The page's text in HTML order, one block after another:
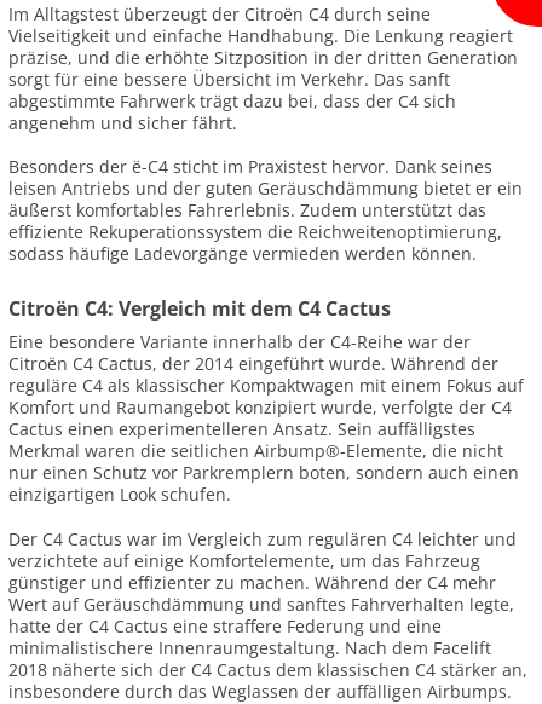
Im Alltagstest überzeugt der Citroën C4 durch seine
Vielseitigkeit und einfache Handhabung. Die Lenkung reagiert
präzise, und die erhöhte Sitzposition in der dritten Generation
sorgt für eine bessere Übersicht im Verkehr. Das sanft
abgestimmte Fahrwerk trägt dazu bei, dass der C4 sich
angenehm und sicher fährt.
Besonders der ë-C4 sticht im Praxistest hervor. Dank seines
leisen Antriebs und der guten Geräuschdämmung bietet er ein
äußerst komfortables Fahrerlebnis. Zudem unterstützt das
effiziente Rekuperationssystem die Reichweitenoptimierung,
sodass häufige Ladevorgänge vermieden werden können.
Citroën C4: Vergleich mit dem C4 Cactus
Eine besondere Variante innerhalb der C4-Reihe war der
Citroën C4 Cactus, der 2014 eingeführt wurde. Während der
reguläre C4 als klassischer Kompaktwagen mit einem Fokus auf
Komfort und Raumangebot konzipiert wurde, verfolgte der C4
Cactus einen experimentelleren Ansatz. Sein auffälligstes
Merkmal waren die seitlichen Airbump®-Elemente, die nicht
nur einen Schutz vor Parkremplern boten, sondern auch einen
einzigartigen Look schufen.
Der C4 Cactus war im Vergleich zum regulären C4 leichter und
verzichtete auf einige Komfortelemente, um das Fahrzeug
günstiger und effizienter zu machen. Während der C4 mehr
Wert auf Geräuschdämmung und sanftes Fahrverhalten legte,
hatte der C4 Cactus eine straffere Federung und eine
minimalistischere Innenraumgestaltung. Nach dem Facelift
2018 näherte sich der C4 Cactus dem klassischen C4 stärker an,
insbesondere durch das Weglassen der auffälligen Airbumps.